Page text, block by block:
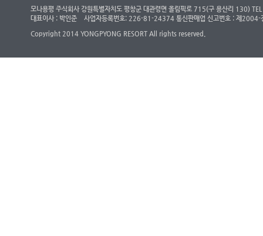
모나용평 주식회사 강원특별자치도 평창군 대관령면 올림픽로 715(구 용산리
대표이사 : 박인준
사업자등록번호: 226-81-24374 통신판매업 신고번호 : 제2004-
Copyright 2014 YONGPYONG RESORT All rights reserved.